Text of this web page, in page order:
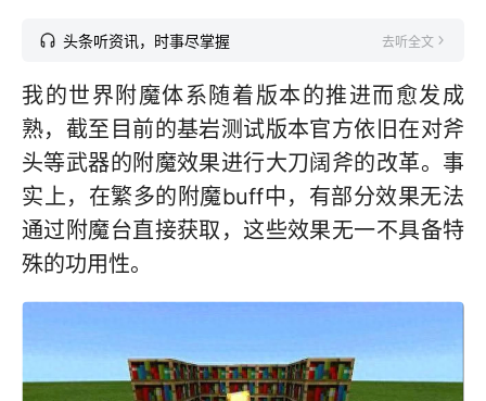
头条听资讯，时事尽掌握 去听全文
我的世界附魔体系随着版本的推进而愈发成
熟，截至目前的基岩测试版本官方依旧在对斧
头等武器的附魔效果进行大刀阔斧的改革。事
实上，在繁多的附魔buff中，有部分效果无法
通过附魔台直接获取，这些效果无一不具备特
殊的功用性。